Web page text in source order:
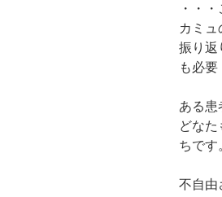
・・
カミュ
振り返
も必要
ある患
どな
ちです
不自由